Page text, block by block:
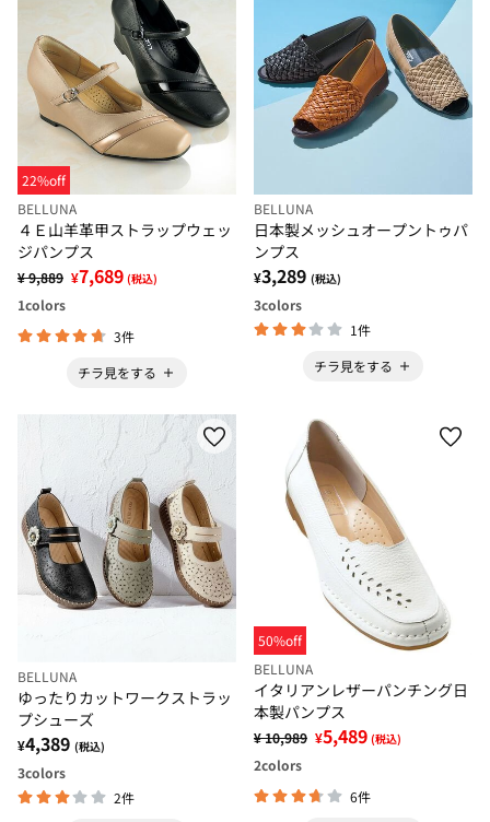
22%off
BELLUNA
４Ｅ山羊革甲ストラップウェッ
ジパンプス
¥ 9,889 ¥7,689 (税込)
1colors
3件
チラ見をする
BELLUNA
日本製メッシュオープントゥパ
ンプス
¥3,289 (税込)
3colors
1件
チラ見をする
BELLUNA
ゆったりカットワークストラッ
プシューズ
¥4,389 (税込)
3colors
2件
50%off
BELLUNA
イタリアンレザーパンチング日
本製パンプス
¥ 10,989 ¥5,489 (税込)
2colors
6件